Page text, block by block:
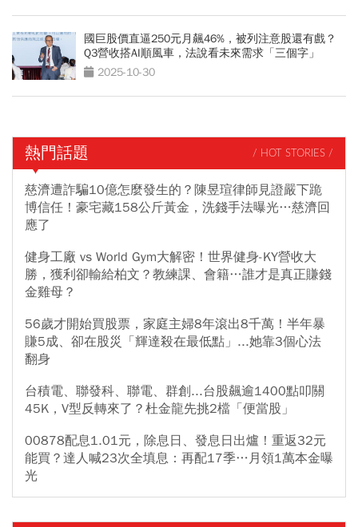
國巨股價直逼250元月飆46%，被列注意股還有戲？
Q3營收搭AI順風車，法說看未來需求「三個字」
2025-10-30
熱門話題 / HOT STORIES /
慈濟遭詐騙10億怎麼發生的？陳昱瑄律師見證嚴下跪
博信任！豪宅藏158公斤黃金，洗錢手法曝光…慈濟回
應了
健身工廠 vs World Gym大解密！世界健身-KY營收大
勝，獲利卻輸給柏文？教練課、會籍…誰才是真正賺錢
金雞母？
56歲才開始買股票，家庭主婦8年滾出8千萬！半年暴
賺5成、卻在股災「輝達殺在最低點」...她靠3個心法
翻身
台積電、聯發科、聯電、群創...台股飆逾1400點叩關
45K，V型反轉來了？杜金龍先挑2檔「便當股」
00878配息1.01元，除息日、發息日出爐！重返32元
能買？達人喊23次全填息：再配17季…月領1萬本金曝
光